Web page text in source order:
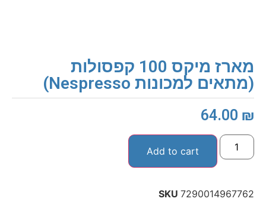
מארז מיקס 100 קפסולות
(מתאים למכונות Nespresso)
64.00 ₪
Add to cart
SKU 7290014967762